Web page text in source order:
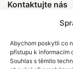
Abychom poskytli co
přístupu k informacím
Souhlas s těmito
Kontaktujte nás
+420 735 396